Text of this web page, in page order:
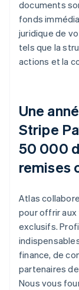
documents
fonds
juridique de
tels que la
actions et la
Une
Stripe
50 000
remises
Atlas
pour offrir
exclusifs.
finance, de
partenaires
Nous vous